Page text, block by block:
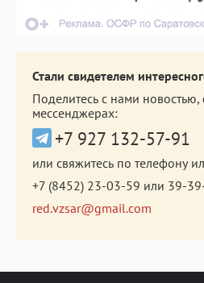
Стали свидетелем
Поделитесь с нами
мессенджерах:
+7 927 132-57-91
или свяжитесь по телефону
+7 (8452) 23-03-59 или 39-
red.vzsar@gmail.com